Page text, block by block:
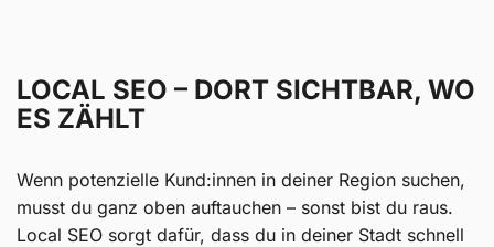
LOCAL SEO – DORT SICHTBAR, WO
ES ZÄHLT
Wenn potenzielle Kund:innen in deiner Region suchen,
musst du ganz oben auftauchen – sonst bist du raus.
Local SEO sorgt dafür, dass du in deiner Stadt schnell